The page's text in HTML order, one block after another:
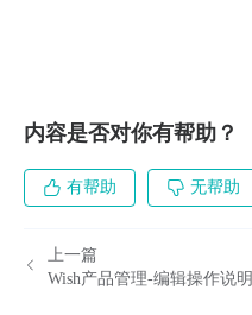
内容是否对你有帮助？
有帮助 无帮助
上一篇
Wish产品管理-编辑操作说明